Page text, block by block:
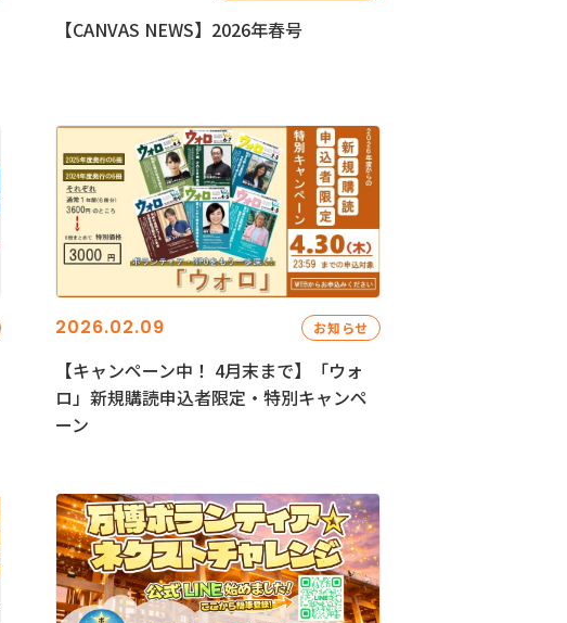
【CANVAS NEWS】2026年春号
2026.02.09 お知らせ
【キャンペーン中！ 4月末まで】「ウォ
ロ」新規購読申込者限定・特別キャンペ
ーン